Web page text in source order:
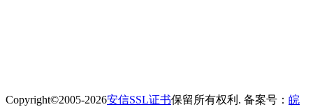
Copyright©2005-2026安信SSL证书保留所有权利. 备案号： 皖